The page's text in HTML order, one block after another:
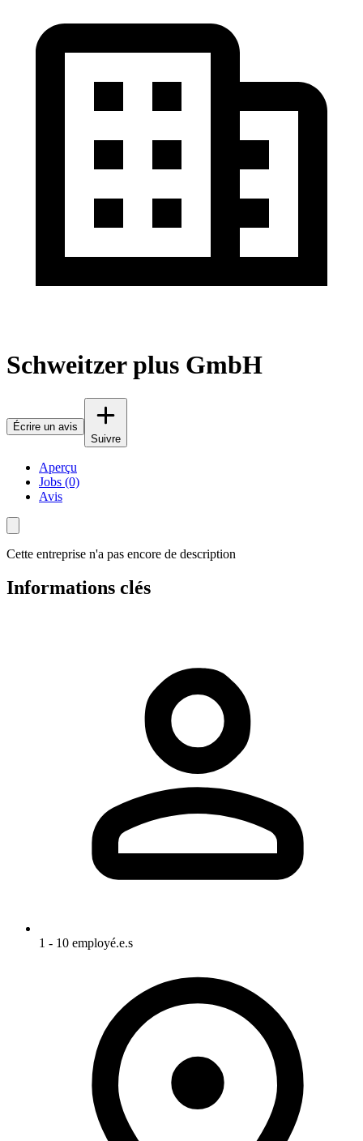
Schweitzer plus GmbH
Écrire un avis
Suivre
Aperçu
Jobs (0)
Avis
Cette entreprise n'a pas encore de description
Informations clés
1 - 10 employé.e.s